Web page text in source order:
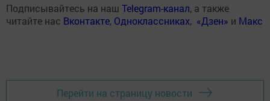
Подписывайтесь на наш Telegram-канал, а также
читайте нас Вконтакте, Одноклассниках, «Дзен» и Макс
Перейти на страницу новости